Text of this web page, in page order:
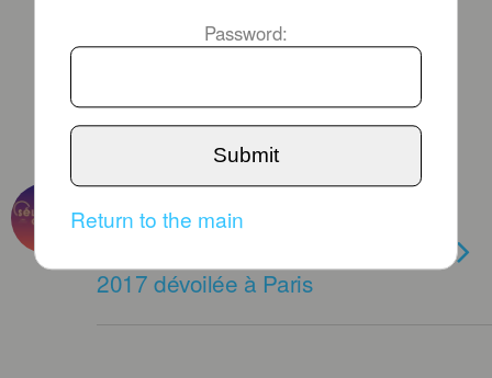
APRIL 13TH, 2017
[CHRONIQUE] La sélection
2017 dévoilée à Paris
Password:
Submit
Return to the main